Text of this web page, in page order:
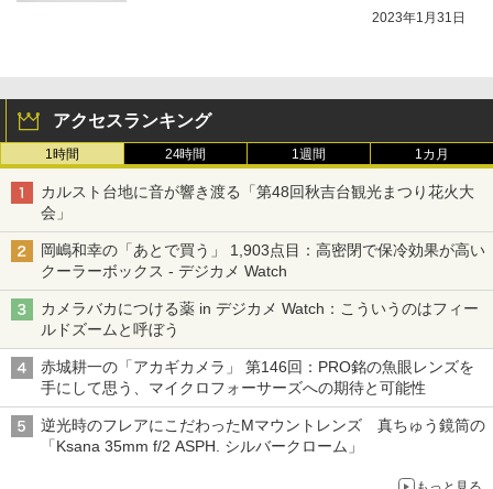
2023年1月31日
アクセスランキング
1時間 24時間 1週間 1カ月
カルスト台地に音が響き渡る「第48回秋吉台観光まつり花火大
会」
岡嶋和幸の「あとで買う」 1,903点目：高密閉で保冷効果が高い
クーラーボックス - デジカメ Watch
カメラバカにつける薬 in デジカメ Watch：こういうのはフィー
ルドズームと呼ぼう
赤城耕一の「アカギカメラ」 第146回：PRO銘の魚眼レンズを
手にして思う、マイクロフォーサーズへの期待と可能性
逆光時のフレアにこだわったMマウントレンズ 真ちゅう鏡筒の
「Ksana 35mm f/2 ASPH. シルバークローム」